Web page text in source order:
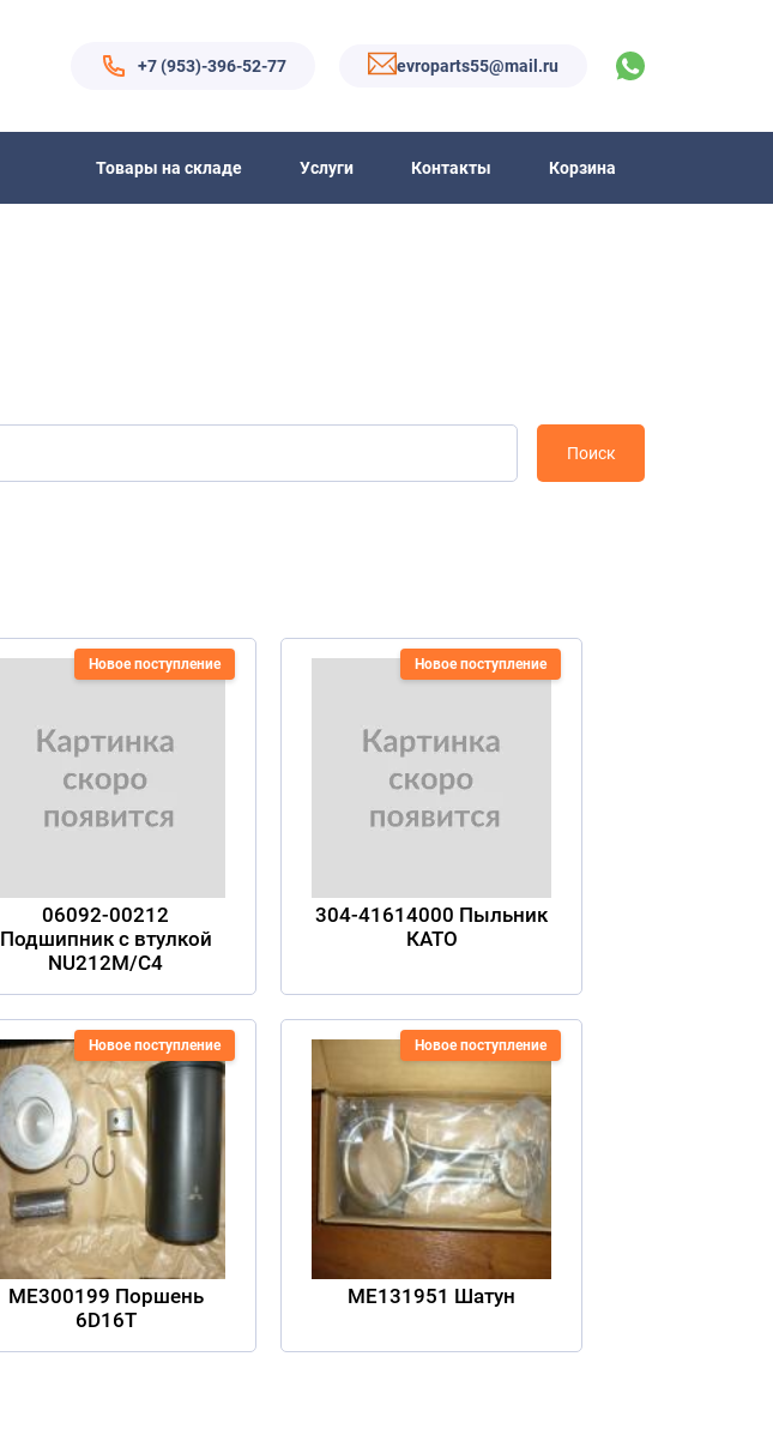
+7 (953)-396-52-77 evroparts55@mail.ru
Товары на складе Услуги Контакты Корзина
Поиск
Новое поступление
06092-00212
Подшипник с втулкой
NU212M/C4
Новое поступление
304-41614000 Пыльник
КАТО
Новое поступление
ME300199 Поршень
6D16T
Новое поступление
ME131951 Шатун